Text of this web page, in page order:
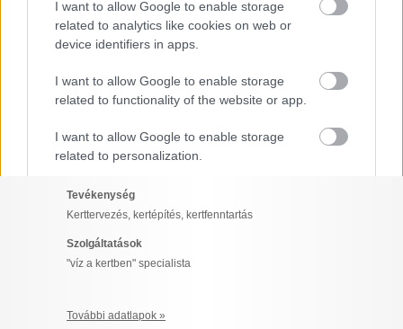
I want to allow Google to enable storage
related to analytics like cookies on web or
device identifiers in apps.
I want to allow Google to enable storage
related to functionality of the website or app.
I want to allow Google to enable storage
related to personalization.
I want to allow Google to enable storage
related to security, including authentication
user protection.
CONFIRM
Tubakert Kft.
e-mail küldése...
Tevékenység
Kerttervezés, kertépítés, kertfenntartás
Szolgáltatások
"víz a kertben" specialista
További adatlapok »